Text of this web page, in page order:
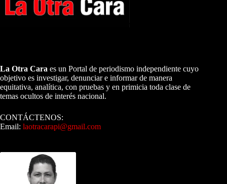
La Otra Cara es un Portal de periodismo independiente cuyo
objetivo es investigar, denunciar e informar de manera
equitativa, analítica, con pruebas y en primicia toda clase de
temas ocultos de interés nacional.
CONTÁCTENOS:
Email: laotracarapi@gmail.com